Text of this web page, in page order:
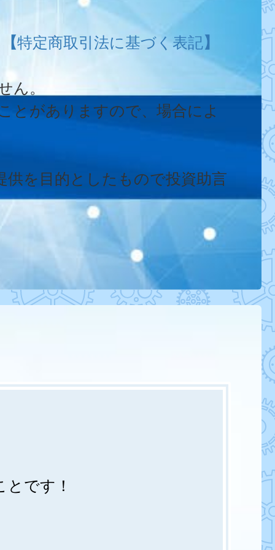
【特定商取引法に基づく表記】
ん。
とがありますので、場合によ
供を目的としたもので投資助言
です！